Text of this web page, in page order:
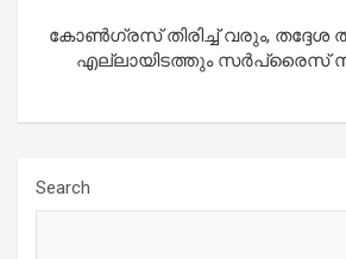
കോൺഗ്രസ് തിരിച്ച് വരും, തദ്ദേശ
എല്ലായിടത്തും സർപ്രൈസ്
Search